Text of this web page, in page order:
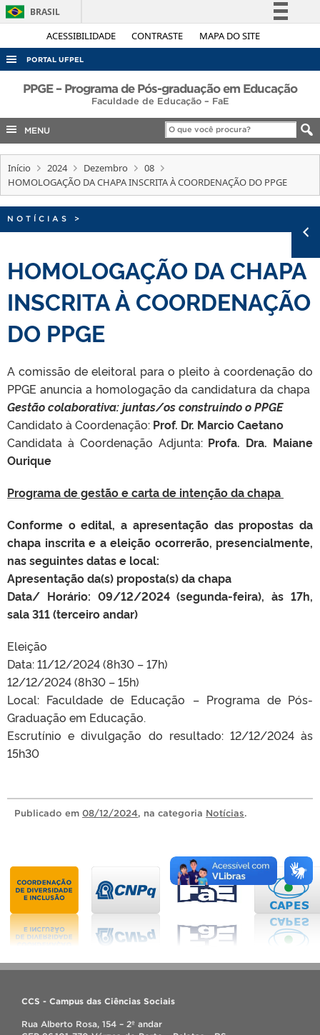
ACESSIBILIDADE CONTRASTE MAPA DO SITE
BRASIL
Simplifique!
Acesso à informação
Legislação
Canais
PORTAL UFPEL
ACESSO À INFORMAÇÃO
COBALTO
CONCURSOS
EDITAIS
INTERNACIONAL
TELEFONES
PPGE – Programa de Pós-graduação em Educação
Faculdade de Educação – FaE
MENU
Início 2024 Dezembro
08
HOMOLOGAÇÃO DA CHAPA INSCRITA À COORDENAÇÃO DO PPGE
NOTÍCIAS >
HOMOLOGAÇÃO DA CHAPA
INSCRITA À COORDENAÇÃO
DO PPGE
A comissão de eleitoral para o pleito à coordenação do
PPGE anuncia a homologação da candidatura da chapa
Gestão colaborativa: juntas/os construindo o PPGE
Candidato à Coordenação: Prof. Dr. Marcio Caetano
Candidata à Coordenação Adjunta: Profa. Dra. Maiane
Ourique
Programa de gestão e carta de intenção da chapa
Conforme o edital, a apresentação das propostas da
chapa inscrita e a eleição ocorrerão, presencialmente,
nas seguintes datas e local:
Apresentação da(s) proposta(s) da chapa
Data/ Horário: 09/12/2024 (segunda-feira), às 17h,
sala 311 (terceiro andar)
Eleição
Data: 11/12/2024 (8h30 – 17h)
12/12/2024 (8h30 – 15h)
Local: Faculdade de Educação – Programa de Pós-
Graduação em Educação.
Escrutínio e divulgação do resultado: 12/12/2024 às
15h30
Publicado em 08/12/2024, na categoria Notícias.
CCS - Campus das Ciências Sociais
Rua Alberto Rosa, 154 – 2º andar